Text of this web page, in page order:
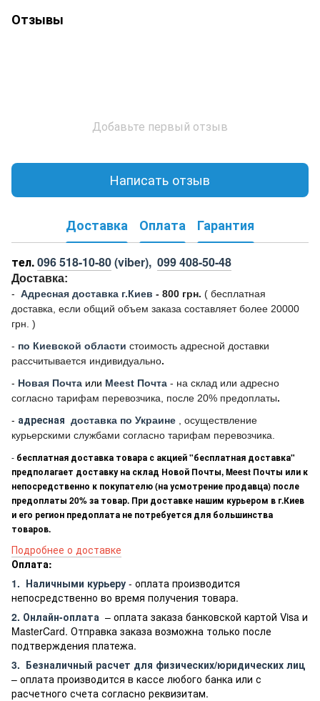
Отзывы
Добавьте первый отзыв
Написать отзыв
Доставка Оплата Гарантия
тел.096 518-10-80(viber), 099 408-50-48
Доставка:
- Адресная доставка г.Киев - 800 грн. ( бесплатная
доставка, если общий объем заказа составляет более 20000
грн. )
- по Киевской области стоимость адресной доставки
рассчитывается индивидуально.
- Новая Почта или Meest Почта - на склад или адресно
согласно тарифам перевозчика, после 20% предоплаты.
- адресная доставка по Украине
, осуществление
курьерскими службами согласно тарифам перевозчика.
- бесплатная доставка товара с акцией "бесплатная доставка"
предполагает доставку на склад Новой Почты, Meest Почты или к
непосредственно к покупателю (на усмотрение продавца) после
предоплаты 20% за товар. При доставке нашим курьером в г.Киев
и его регион предоплата не потребуется для большинства
товаров.
Подробнее о доставке
Оплата:
1. Наличными курьеру - оплата производится
непосредственно во время получения товара.
2. Онлайн-оплата – оплата заказа банковской картой Visa и
MasterCard. Отправка заказа возможна только после
подтверждения платежа.
3. Безналичный расчет для физических/юридических лиц
– оплата производится в кассе любого банка или с
расчетного счета согласно реквизитам.